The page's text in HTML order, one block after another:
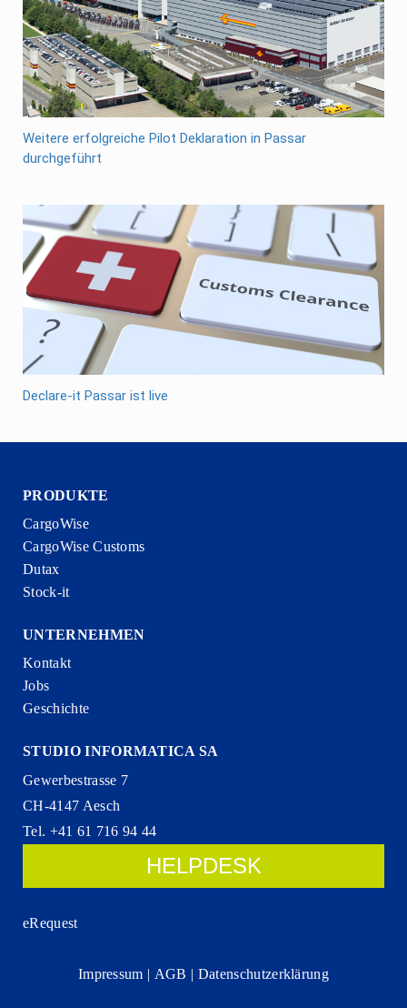
Weitere erfolgreiche Pilot Deklaration in Passar
durchgeführt
Declare-it Passar ist live
PRODUKTE
CargoWise
CargoWise Customs
Dutax
Stock-it
UNTERNEHMEN
Kontakt
Jobs
Geschichte
STUDIO INFORMATICA SA
Gewerbestrasse 7
CH-4147 Aesch
Tel. +41 61 716 94 44
HELPDESK
eRequest
Impressum | AGB | Datenschutzerklärung